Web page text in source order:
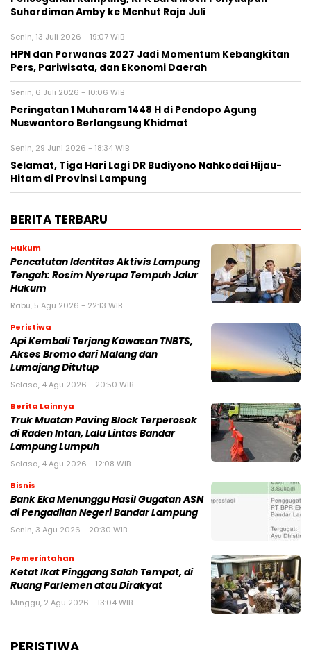
Suhardiman Amby ke Menhut Raja Juli
Senin, 13 Juli 2026 - 19:07 WIB
HPN dan Porwanas 2027 Jadi Momentum Kebangkitan
Pers, Pariwisata, dan Ekonomi Daerah
Senin, 6 Juli 2026 - 10:06 WIB
Peringatan 1 Muharam 1448 H di Pendopo Agung
Nuswantoro Berlangsung Khidmat
Senin, 29 Juni 2026 - 18:34 WIB
Selamat, Tiga Hari Lagi DR Budiyono Nahkodai Hijau-
Hitam di Provinsi Lampung
BERITA TERBARU
Hukum
Pencatutan Identitas Aktivis Lampung
Tengah: Rosim Nyerupa Tempuh Jalur
Hukum
Rabu, 5 Agu 2026 - 22:13 WIB
Peristiwa
Api Kembali Terjang Kawasan TNBTS,
Akses Bromo dari Malang dan
Lumajang Ditutup
Selasa, 4 Agu 2026 - 20:50 WIB
Berita Lainnya
Truk Muatan Paving Block Terperosok
di Raden Intan, Lalu Lintas Bandar
Lampung Lumpuh
Selasa, 4 Agu 2026 - 12:08 WIB
Bisnis
Bank Eka Menunggu Hasil Gugatan ASN
di Pengadilan Negeri Bandar Lampung
Senin, 3 Agu 2026 - 20:30 WIB
Pemerintahan
Ketat Ikat Pinggang Salah Tempat, di
Ruang Parlemen atau Dirakyat
Minggu, 2 Agu 2026 - 13:04 WIB
PERISTIWA